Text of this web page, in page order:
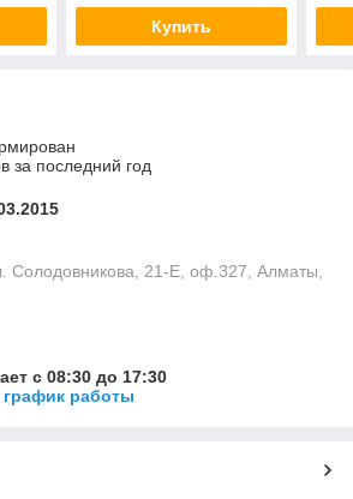
Купить
за последний год
Солодовникова, 21-Е, оф.327, Алматы,
с 08:30 до 17:30
график работы